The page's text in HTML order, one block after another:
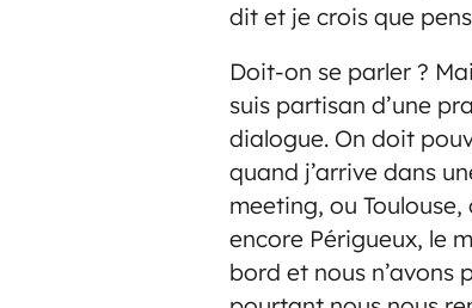
dit et je crois que
Doit-on se parler ?
suis partisan d’une
dialogue. On doit
quand j’arrive dans
meeting, ou
encore Périgueux, le
bord et nous n’avons